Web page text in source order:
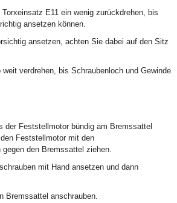
E11 ein wenig zurückdrehen, bis
ansetzen können.
ansetzen, achten Sie dabei auf den Sitz
verdrehen, bis Schraubenloch und Gewinde
der Feststellmotor bündig am Bremssattel
Feststellmotor mit den
den Bremssattel ziehen.
mit Hand ansetzen und dann
Bremssattel anschrauben.